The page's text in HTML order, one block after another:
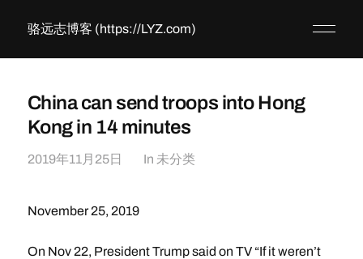
骆远志博客 (https://LYZ.com)
China can send troops into Hong
Kong in 14 minutes
2019年11月25日 In 未分类
November 25, 2019
On Nov 22, President Trump said on TV “If it weren’t